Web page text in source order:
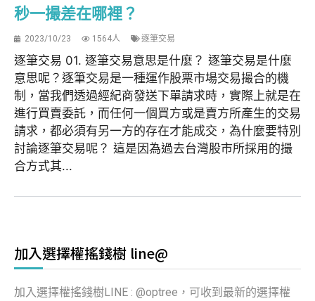
秒一撮差在哪裡？
2023/10/23 1564人 逐筆交易
逐筆交易 01. 逐筆交易意思是什麼？ 逐筆交易是什麼
意思呢？逐筆交易是一種運作股票市場交易撮合的機
制，當我們透過經紀商發送下單請求時，實際上就是在
進行買賣委託，而任何一個買方或是賣方所產生的交易
請求，都必須有另一方的存在才能成交，為什麼要特別
討論逐筆交易呢？ 這是因為過去台灣股市所採用的撮
合方式其...
加入選擇權搖錢樹 line@
加入選擇權搖錢樹LINE : @optree，可收到最新的選擇權